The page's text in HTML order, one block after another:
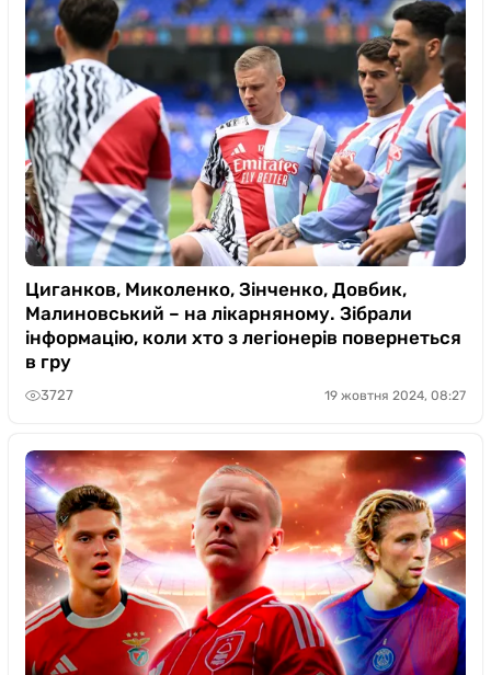
Циганков, Миколенко, Зінченко, Довбик,
Малиновський – на лікарняному. Зібрали
інформацію, коли хто з легіонерів повернеться
в гру
3727 19 жовтня 2024, 08:27